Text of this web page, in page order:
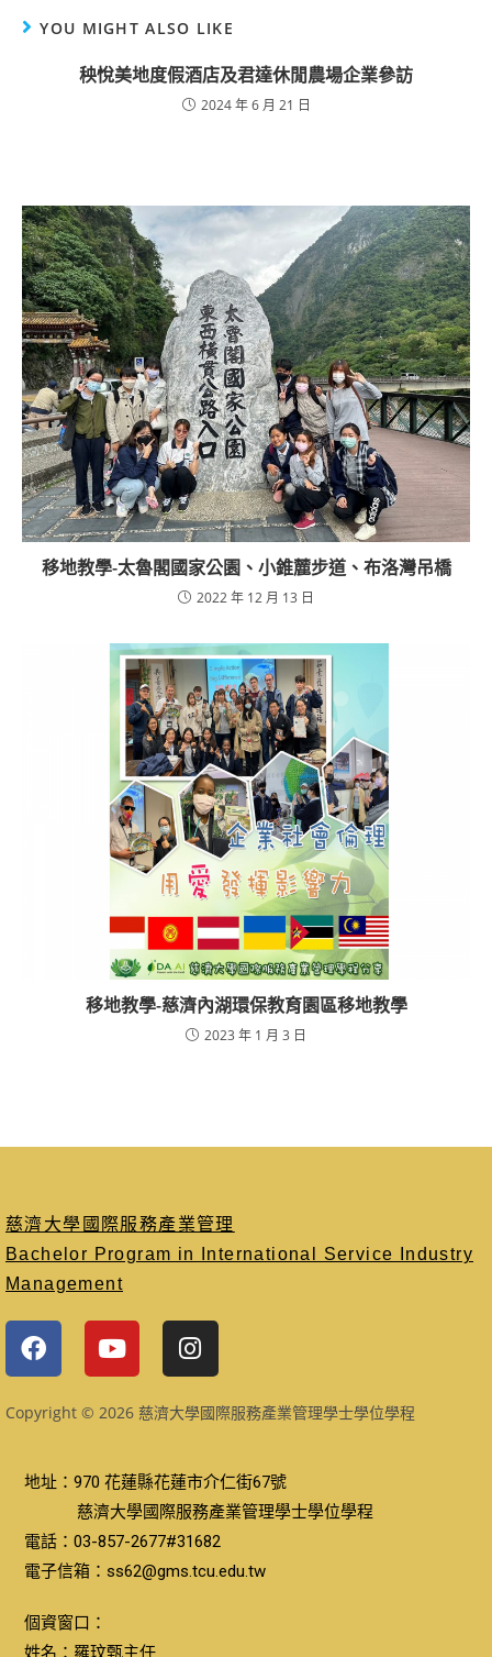
YOU MIGHT ALSO LIKE
秧悅美地度假酒店及君達休閒農場企業參訪
2024 年 6 月 21 日
移地教學-太魯閣國家公園、小錐麓步道、布洛灣吊橋
2022 年 12 月 13 日
移地教學-慈濟內湖環保教育園區移地教學
2023 年 1 月 3 日
慈濟大學國際服務產業管理
Bachelor Program in International Service Industry
Management
Copyright © 2026 慈濟大學國際服務產業管理學士學位學程
地址：970 花蓮縣花蓮市介仁街67號
慈濟大學國際服務產業管理學士學位學程
電話：03-857-2677#31682
電子信箱：ss62@gms.tcu.edu.tw
個資窗口：
姓名：羅玟甄主任